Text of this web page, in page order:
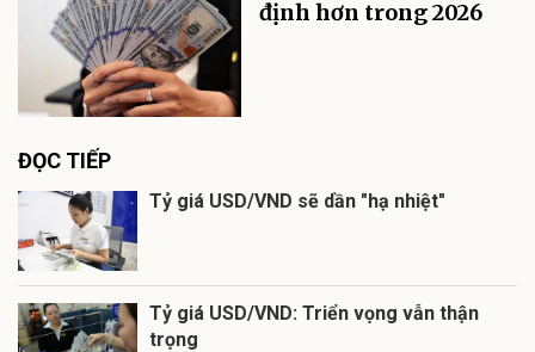
định hơn trong 2026
ĐỌC TIẾP
Tỷ giá USD/VND sẽ dần "hạ nhiệt"
Tỷ giá USD/VND: Triển vọng vẫn thận
trọng